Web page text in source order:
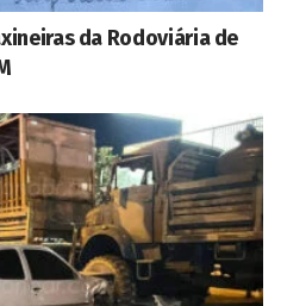
da Rodoviária de